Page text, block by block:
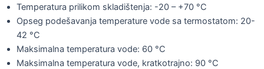
Temperatura prilikom skladištenja: -20 – +70 °C
Opseg podešavanja temperature vode sa termostatom: 20-
42 °C
Maksimalna temperatura vode: 60 °C
Maksimalna temperatura vode, kratkotrajno: 90 °C